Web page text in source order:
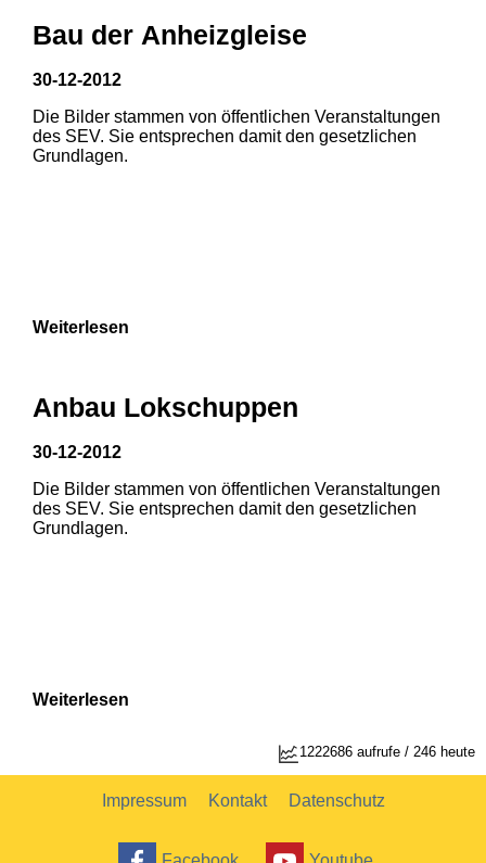
1 2 3
1 2
2
Bau der Anheizgleise
30-12-2012
Die Bilder stammen von öffentlichen Veranstaltungen
des SEV. Sie entsprechen damit den gesetzlichen
Grundlagen.
Weiterlesen
Anbau Lokschuppen
30-12-2012
Die Bilder stammen von öffentlichen Veranstaltungen
des SEV. Sie entsprechen damit den gesetzlichen
Grundlagen.
Weiterlesen
1222686 aufrufe / 246 heute
Impressum Kontakt Datenschutz